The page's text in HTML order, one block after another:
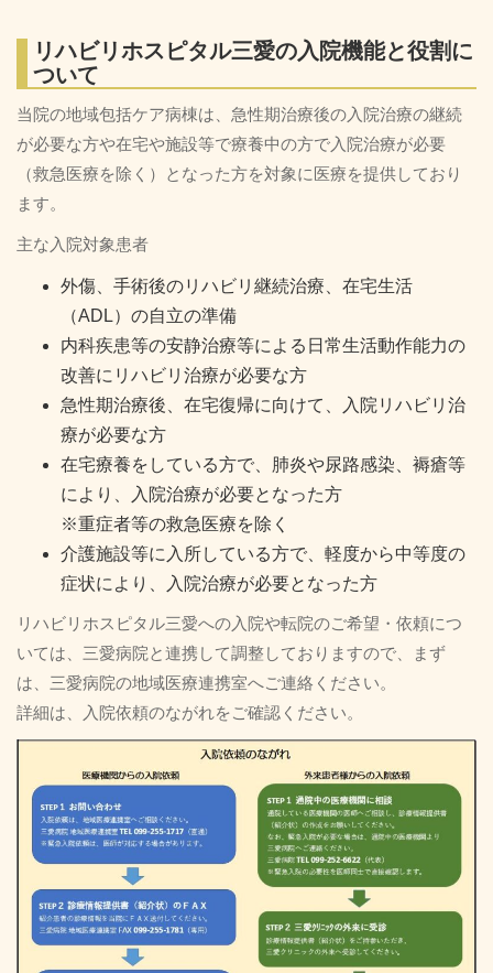
リハビリホスピタル三愛の入院機能と役割に
ついて
当院の地域包括ケア病棟は、急性期治療後の入院治療の継続
が必要な方や在宅や施設等で療養中の方で入院治療が必要
（救急医療を除く）となった方を対象に医療を提供しており
ます。
主な入院対象患者
外傷、手術後のリハビリ継続治療、在宅生活
（ADL）の自立の準備
内科疾患等の安静治療等による日常生活動作能力の
改善にリハビリ治療が必要な方
急性期治療後、在宅復帰に向けて、入院リハビリ治
療が必要な方
在宅療養をしている方で、肺炎や尿路感染、褥瘡等
により、入院治療が必要となった方
※重症者等の救急医療を除く
介護施設等に入所している方で、軽度から中等度の
症状により、入院治療が必要となった方
リハビリホスピタル三愛への入院や転院のご希望・依頼につ
いては、三愛病院と連携して調整しておりますので、まず
は、三愛病院の地域医療連携室へご連絡ください。
詳細は、入院依頼のながれをご確認ください。